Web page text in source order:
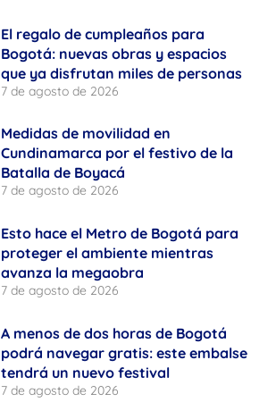
El regalo de cumpleaños para
Bogotá: nuevas obras y espacios
que ya disfrutan miles de personas
7 de agosto de 2026
Medidas de movilidad en
Cundinamarca por el festivo de la
Batalla de Boyacá
7 de agosto de 2026
Esto hace el Metro de Bogotá para
proteger el ambiente mientras
avanza la megaobra
7 de agosto de 2026
A menos de dos horas de Bogotá
podrá navegar gratis: este embalse
tendrá un nuevo festival
7 de agosto de 2026